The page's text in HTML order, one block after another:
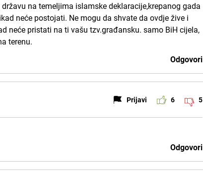
na temeljima islamske deklaracije,krepanog gada
neće postojati. Ne mogu da shvate da ovdje žive i
neće pristati na ti vašu tzv.građansku. samo BiH cijela,
terenu.
Odgovori
Prijavi 6 5
Odgovori